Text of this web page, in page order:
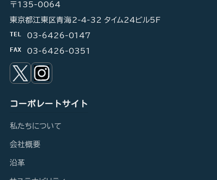
〒135-0064
東京都江東区青海2-4-32 タイム24ビル5F
TEL 03-6426-0147
FAX 03-6426-0351
コーポレートサイト
私たちについて
会社概要
沿革